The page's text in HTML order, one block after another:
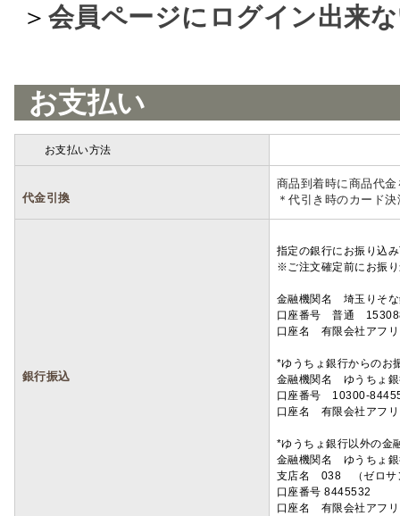
＞ 会員ページにログイン出来
お支払い
お支払い方法
代金引換
商品到着時に商品代
＊代引き時のカード
銀行振込
指定の銀行にお振り込
※ご注文確定前にお振
金融機関名 埼玉りそ
口座番号 普通
口座名 有限会社アフ
*ゆうちょ銀行からのお
金融機関名 ゆうちょ
口座番号 10300-
口座名 有限会社アフ
*ゆうちょ銀行以外の金
金融機関名 ゆうちょ
支店名 038 （ゼロサ
口座番号 8445532
口座名 有限会社アフ